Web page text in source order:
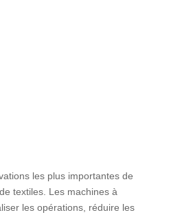
les plus importantes de
textiles. Les machines à
les opérations, réduire les